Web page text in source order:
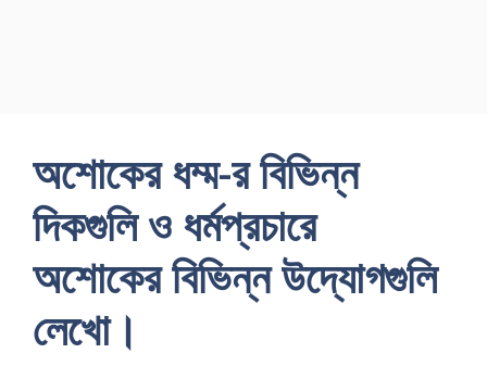
অশােকের ধম্ম-র বিভিন্ন
দিকগুলি ও ধর্মপ্রচারে
অশােকের বিভিন্ন উদ্যোগগুলি
লেখাে।